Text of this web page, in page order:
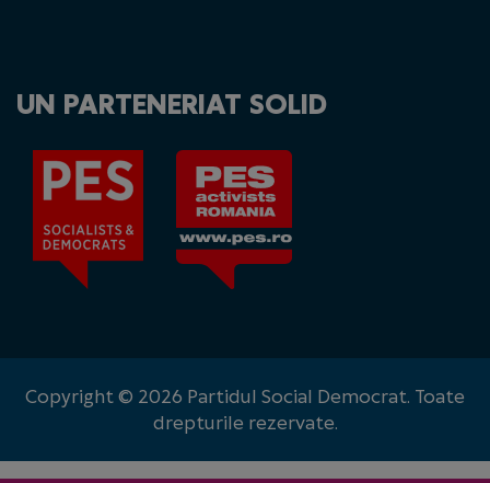
UN PARTENERIAT SOLID
Copyright © 2026 Partidul Social Democrat. Toate
drepturile rezervate.